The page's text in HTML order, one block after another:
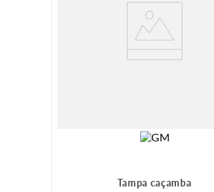
Tampa caçamba